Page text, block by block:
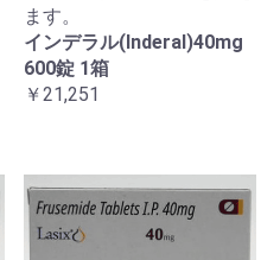
ます。
インデラル(Inderal)40mg
600錠 1箱
￥21,251